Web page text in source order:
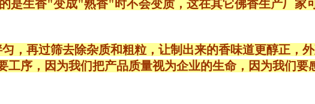
是生香"变成"熟香"时不会变质，这在其它佛香生产厂家
，再过筛去除杂质和粗粒，让制出来的香味道更醇正，
序，因为我们把产品质量视为企业的生命，因为我们要